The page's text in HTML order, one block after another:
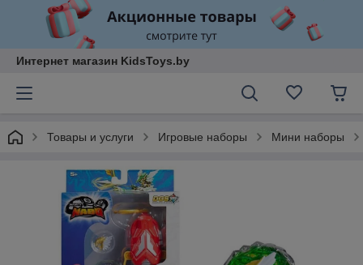
Интернет магазин KidsToys.by
Товары и услуги Игровые наборы Мини наборы